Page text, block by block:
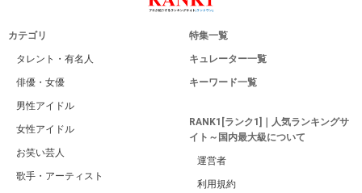
カテゴリ
タレント・有名人
俳優・女優
男性アイドル
女性アイドル
お笑い芸人
歌手・アーティスト
特集一覧
キュレーター一覧
キーワード一覧
RANK1[ランク1]｜人気ランキングサ
イト～国内最大級について
運営者
利用規約